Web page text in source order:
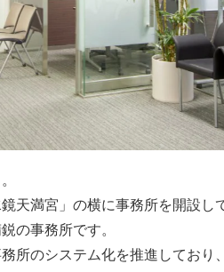
天満宮」の横に事務所を開設し
の事務所です。
所のシステム化を推進しており